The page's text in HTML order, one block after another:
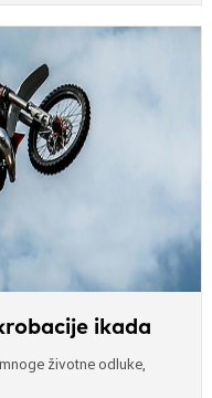
ikada
životne odluke,